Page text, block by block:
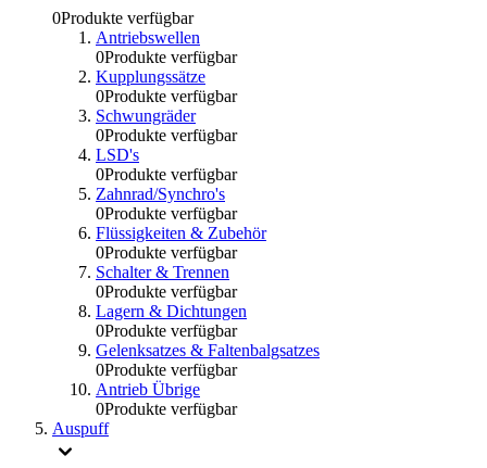
0Produkte verfügbar
Antriebswellen
0Produkte verfügbar
Kupplungssätze
0Produkte verfügbar
Schwungräder
0Produkte verfügbar
LSD's
0Produkte verfügbar
Zahnrad/Synchro's
0Produkte verfügbar
Flüssigkeiten & Zubehör
0Produkte verfügbar
Schalter & Trennen
0Produkte verfügbar
Lagern & Dichtungen
0Produkte verfügbar
Gelenksatzes & Faltenbalgsatzes
0Produkte verfügbar
Antrieb Übrige
0Produkte verfügbar
Auspuff